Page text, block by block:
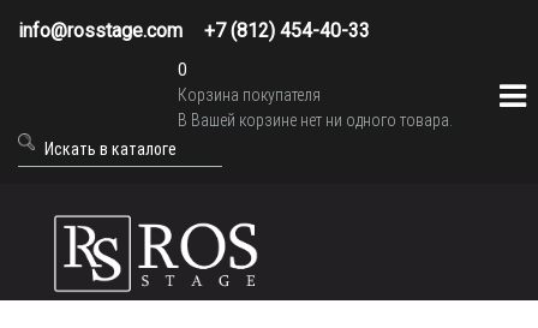
info@rosstage.com +7 (812) 454-40-33
0
Корзина покупателя
В Вашей корзине нет ни одного товара.